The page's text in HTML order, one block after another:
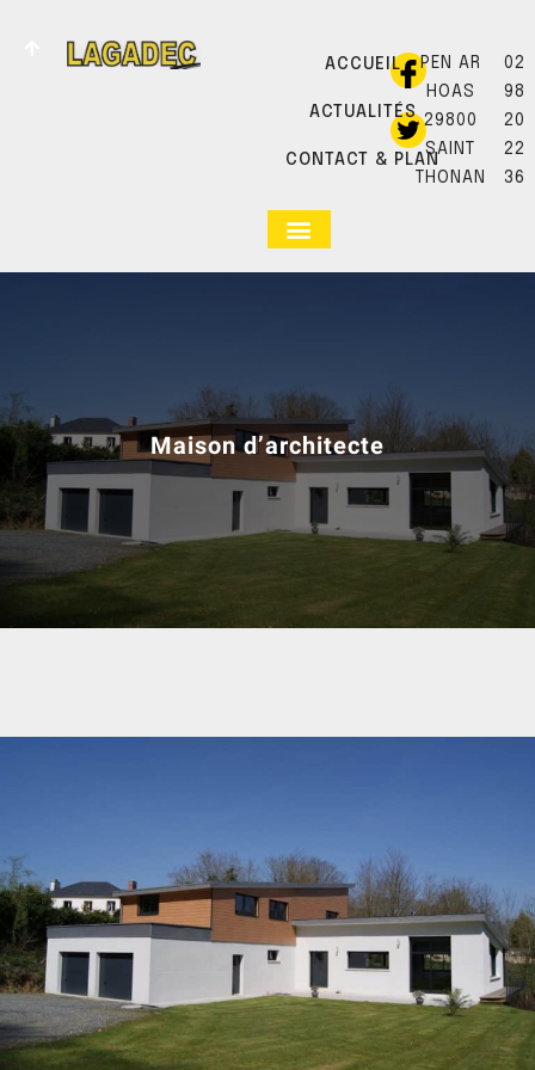
ACCUEIL
ACTUALITÉS
CONTACT & PLAN
PEN AR
HOAS
29800
SAINT
THONAN
02
98
20
22
36
Maison d’architecte